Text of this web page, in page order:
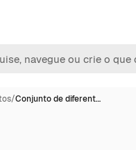
/Conjunto de diferent…